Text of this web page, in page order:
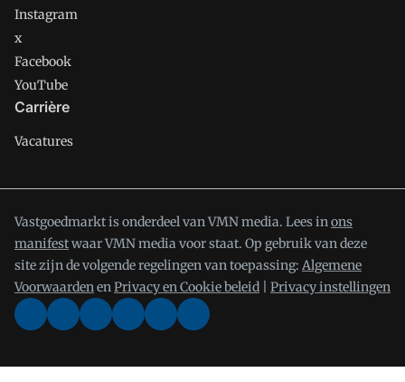
Instagram
x
Facebook
YouTube
Carrière
Vacatures
Vastgoedmarkt is onderdeel van VMN media. Lees inons
manifestwaar VMN media voor staat. Op gebruik van deze
site zijn de volgende regelingen van toepassing: Algemene
VoorwaardenenPrivacy en Cookie beleid Privacy instellingen